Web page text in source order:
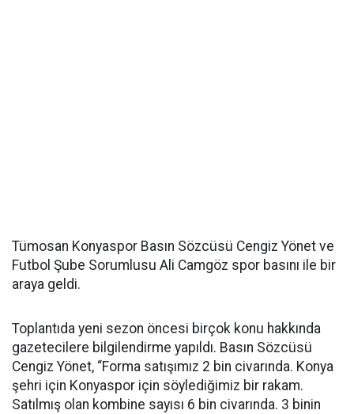
Tümosan Konyaspor Basın Sözcüsü Cengiz Yönet ve
Futbol Şube Sorumlusu Ali Camgöz spor basını ile bir
araya geldi.
Toplantıda yeni sezon öncesi birçok konu hakkında
gazetecilere bilgilendirme yapıldı. Basın Sözcüsü
Cengiz Yönet, “Forma satışımız 2 bin civarında. Konya
şehri için Konyaspor için söylediğimiz bir rakam.
Satılmış olan kombine sayısı 6 bin civarında. 3 binin